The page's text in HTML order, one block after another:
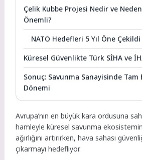
Çelik Kubbe Projesi Nedir ve
Önemli?
NATO Hedefleri 5 Yıl Öne Çekildi
Küresel Güvenlikte Türk SİHA ve
Sonuç: Savunma Sanayisinde Tam
Dönemi
Avrupa’nın en büyük kara ordusuna
hamleyle küresel savunma
ağırlığını artırırken, hava sahası
çıkarmayı hedefliyor.